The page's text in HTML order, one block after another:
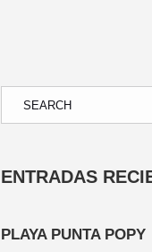
ENTRADAS
PLAYA PUNTA POPY